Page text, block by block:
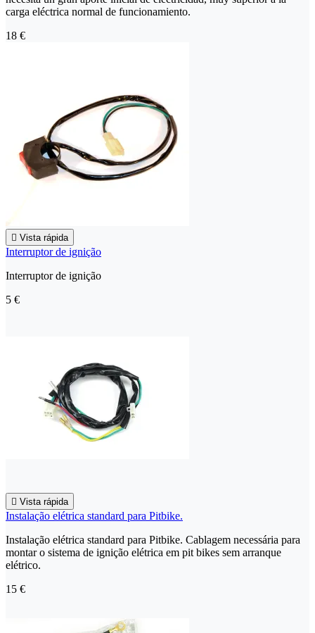
carga eléctrica normal de funcionamiento.
18 €
 Vista rápida
Interruptor de ignição
Interruptor de ignição
5 €
 Vista rápida
Instalação elétrica standard para Pitbike.
Instalação elétrica standard para Pitbike. Cablagem necessária para
montar o sistema de ignição elétrica em pit bikes sem arranque
elétrico.
15 €